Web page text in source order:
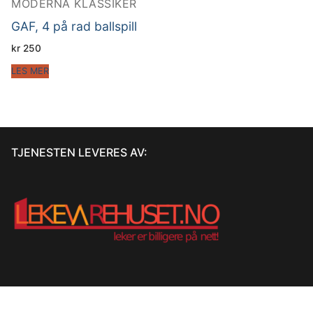
MODERNA KLASSIKER
GAF, 4 på rad ballspill
kr 250
LES MER
TJENESTEN LEVERES AV: